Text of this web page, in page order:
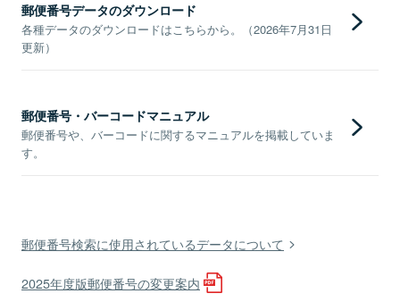
郵便番号データのダウンロード
各種データのダウンロードはこちらから。（2026年7月31日
更新）
郵便番号・バーコードマニュアル
郵便番号や、バーコードに関するマニュアルを掲載していま
す。
郵便番号検索に使用されているデータについて
2025年度版郵便番号の変更案内